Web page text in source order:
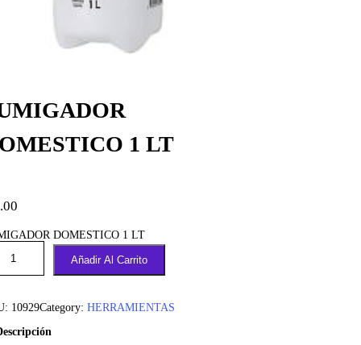
1 LT
DOMESTICO 1 LT
Añadir Al Carrito
10929Category: HERRAMIENTAS